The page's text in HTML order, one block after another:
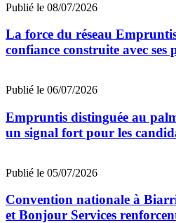
Publié le 08/07/2026
La force du réseau
confiance construite avec ses
Publié le 06/07/2026
Empruntis distinguée au
un signal fort pour les
Publié le 05/07/2026
Convention nationale à
et Bonjour Services